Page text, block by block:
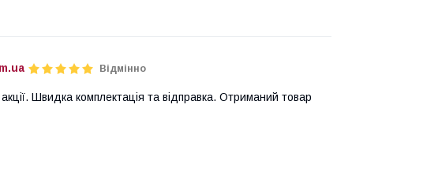
Відмінно
акції. Швидка комплектація та відправка. Отриманий товар